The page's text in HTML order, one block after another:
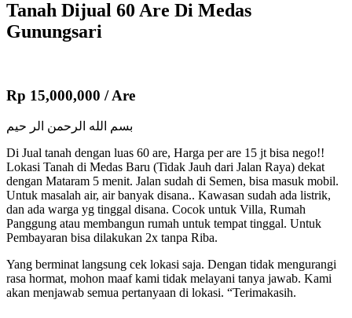
Tanah Dijual 60 Are Di Medas
Gunungsari
Rp 15,000,000 / Are
بسم الله الرحمن الر حيم
Di Jual tanah dengan luas 60 are, Harga per are 15 jt bisa nego!!
Lokasi Tanah di Medas Baru (Tidak Jauh dari Jalan Raya) dekat
dengan Mataram 5 menit. Jalan sudah di Semen, bisa masuk mobil.
Untuk masalah air, air banyak disana.. Kawasan sudah ada listrik,
dan ada warga yg tinggal disana. Cocok untuk Villa, Rumah
Panggung atau membangun rumah untuk tempat tinggal. Untuk
Pembayaran bisa dilakukan 2x tanpa Riba.
Yang berminat langsung cek lokasi saja. Dengan tidak mengurangi
rasa hormat, mohon maaf kami tidak melayani tanya jawab. Kami
akan menjawab semua pertanyaan di lokasi. “Terimakasih.